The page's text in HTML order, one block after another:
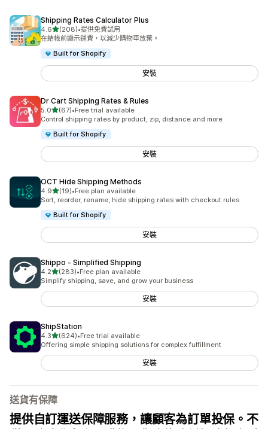
Shipping Rates Calculator Plus
4.6滿分 5 顆星
(208)
共有 208 則評價
•提供免費試用
在結帳前顯示運費，以減少購物車放棄。
Built for Shopify
安裝
Dr Cart Shipping Rates & Rules
5.0滿分 5 顆星
(67)
共有 67 則評價
•Free trial available
Control shipping rates by product, zip, distance and more
Built for Shopify
安裝
OCT Hide Shipping Methods
4.9滿分 5 顆星
(19)
共有 19 則評價
•Free plan available
Sort, reorder, rename, hide shipping rates with checkout rules
Built for Shopify
安裝
Shippo ‑ Simplified Shipping
4.2滿分 5 顆星
(283)
共有 283 則評價
•Free plan available
Simplify shipping, save, and grow your business
安裝
ShipStation
4.3滿分 5 顆星
(624)
共有 624 則評價
•Free trial available
Offering simple shipping solutions for complex fulfillment
安裝
送貨有保障
提供自訂運送保障服務，讓顧客為訂單投保。不